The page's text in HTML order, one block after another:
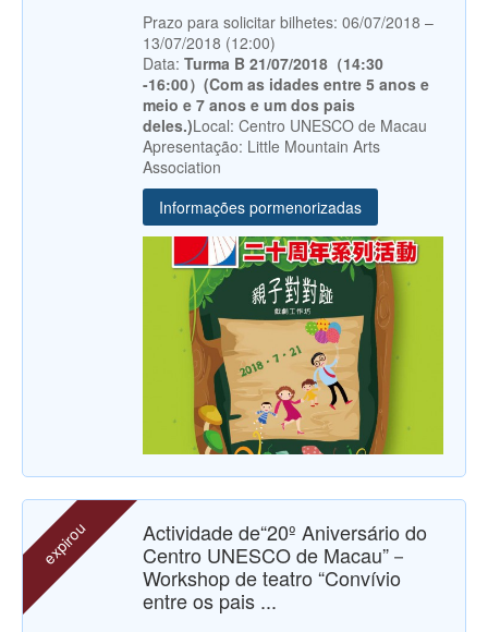
Prazo para solicitar bilhetes: 06/07/2018 –
13/07/2018 (12:00)
Data: Turma B 21/07/2018（14:30
-16:00）(Com as idades entre 5 anos e
meio e 7 anos e um dos pais
deles.)Local: Centro UNESCO de Macau
Apresentação: Little Mountain Arts
Association
Informações pormenorizadas
expirou
Actividade de“20º Aniversário do
Centro UNESCO de Macau”－
Workshop de teatro “Convívio
entre os pais ...